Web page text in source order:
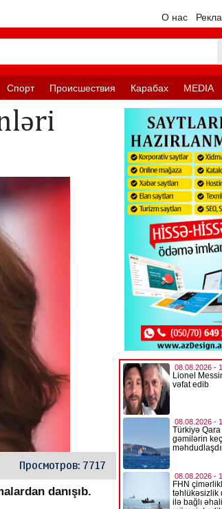
О нас
Спорт Происшествия Карабах MEDIA
Просмотров: 7717
danışıb.